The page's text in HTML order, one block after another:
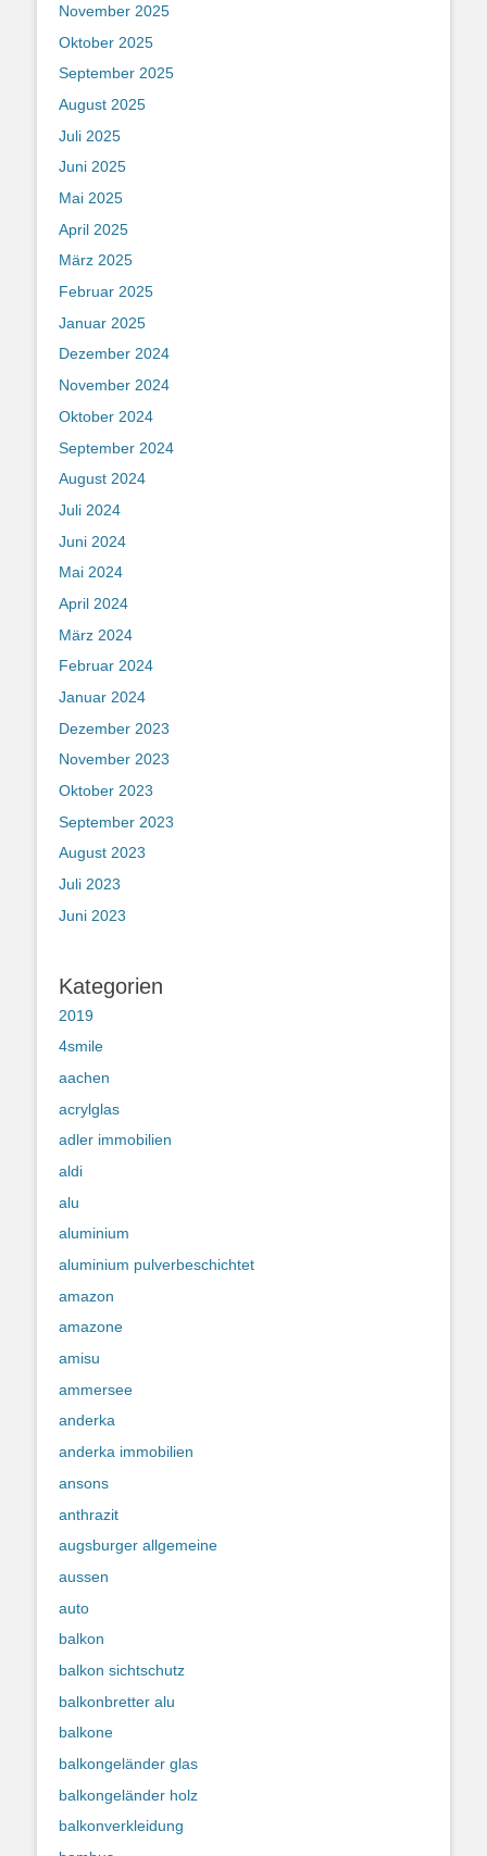
November 2025
Oktober 2025
September 2025
August 2025
Juli 2025
Juni 2025
Mai 2025
April 2025
März 2025
Februar 2025
Januar 2025
Dezember 2024
November 2024
Oktober 2024
September 2024
August 2024
Juli 2024
Juni 2024
Mai 2024
April 2024
März 2024
Februar 2024
Januar 2024
Dezember 2023
November 2023
Oktober 2023
September 2023
August 2023
Juli 2023
Juni 2023
Kategorien
2019
4smile
aachen
acrylglas
adler immobilien
aldi
alu
aluminium
aluminium pulverbeschichtet
amazon
amazone
amisu
ammersee
anderka
anderka immobilien
ansons
anthrazit
augsburger allgemeine
aussen
auto
balkon
balkon sichtschutz
balkonbretter alu
balkone
balkongeländer glas
balkongeländer holz
balkonverkleidung